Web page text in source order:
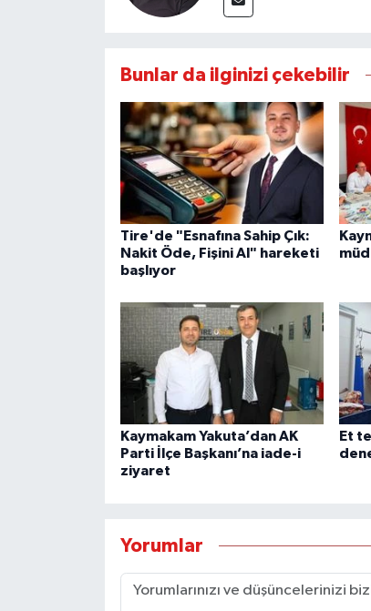
Bunlar da ilginizi çekebilir
Tire'de "Esnafına Sahip Çık:
Nakit Öde, Fişini Al" hareketi
başlıyor
Kaymakam Yakuta’dan AK
Parti İlçe Başkanı’na iade-i
ziyaret
Et
Yorumlar